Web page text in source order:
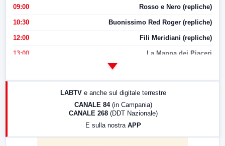
09:00 Rosso e Nero (repliche)
10:30 Buonissimo Red Roger (repliche)
12:00 Fili Meridiani (repliche)
13:00 La Mappa dei Piaceri
LABTV e anche sul digitale terrestre
CANALE 84 (in Campania)
CANALE 268 (DDT Nazionale)
E sulla nostra APP